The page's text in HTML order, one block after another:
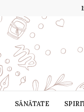
SĂNĂTATE